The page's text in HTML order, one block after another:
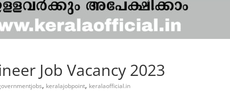
Job Vacancy 2023
, keralajobpoint, keralaofficial.in